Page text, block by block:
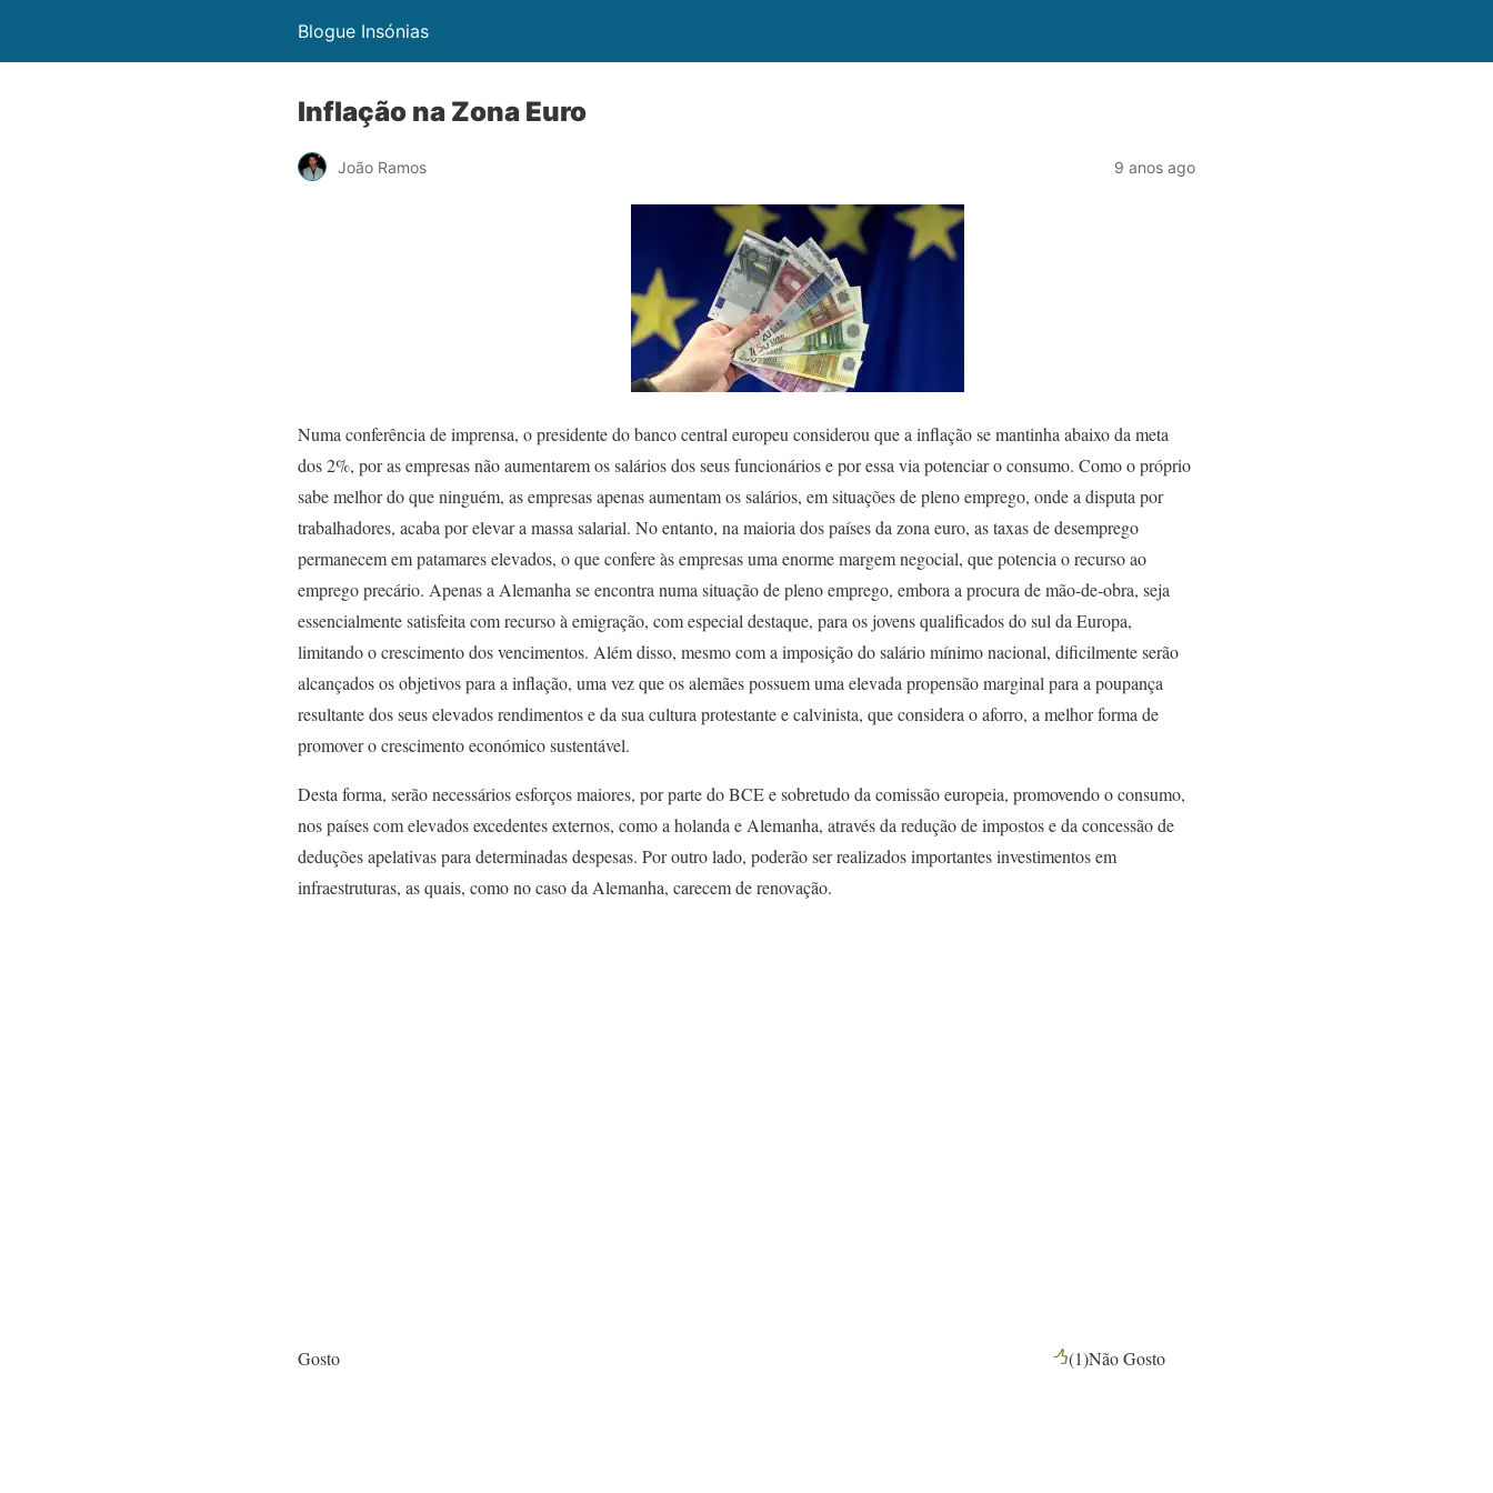
Blogue Insónias
Inflação na Zona Euro
João Ramos 9 anos ago
Numa conferência de imprensa, o presidente do banco central europeu considerou que a inflação se mantinha abaixo da meta
dos 2%, por as empresas não aumentarem os salários dos seus funcionários e por essa via potenciar o consumo. Como o próprio
sabe melhor do que ninguém, as empresas apenas aumentam os salários, em situações de pleno emprego, onde a disputa por
trabalhadores, acaba por elevar a massa salarial. No entanto, na maioria dos países da zona euro, as taxas de desemprego
permanecem em patamares elevados, o que confere às empresas uma enorme margem negocial, que potencia o recurso ao
emprego precário. Apenas a Alemanha se encontra numa situação de pleno emprego, embora a procura de mão-de-obra, seja
essencialmente satisfeita com recurso à emigração, com especial destaque, para os jovens qualificados do sul da Europa,
limitando o crescimento dos vencimentos. Além disso, mesmo com a imposição do salário mínimo nacional, dificilmente serão
alcançados os objetivos para a inflação, uma vez que os alemães possuem uma elevada propensão marginal para a poupança
resultante dos seus elevados rendimentos e da sua cultura protestante e calvinista, que considera o aforro, a melhor forma de
promover o crescimento económico sustentável.
Desta forma, serão necessários esforços maiores, por parte do BCE e sobretudo da comissão europeia, promovendo o consumo,
nos países com elevados excedentes externos, como a holanda e Alemanha, através da redução de impostos e da concessão de
deduções apelativas para determinadas despesas. Por outro lado, poderão ser realizados importantes investimentos em
infraestruturas, as quais, como no caso da Alemanha, carecem de renovação.
Gosto (1)Não Gosto